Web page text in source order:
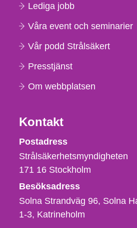
Lediga jobb
Våra event och seminarier
Vår podd Strålsäkert
Presstjänst
Om webbplatsen
Kontakt
Strålsäkerhetsmyndigheten
Postadress
Strålsäkerhetsmyndigheten
171 16 Stockholm
Besöksadress
Solna Strandväg 96, Solna
1-3 Katrineholm